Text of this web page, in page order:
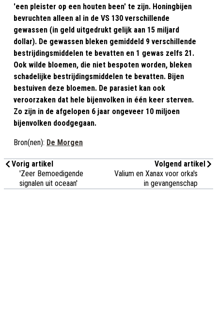
'een pleister op een houten been' te zijn. Honingbijen
bevruchten alleen al in de VS 130 verschillende
gewassen (in geld uitgedrukt gelijk aan 15 miljard
dollar). De gewassen bleken gemiddeld 9 verschillende
bestrijdingsmiddelen te bevatten en 1 gewas zelfs 21.
Ook wilde bloemen, die niet bespoten worden, bleken
schadelijke bestrijdingsmiddelen te bevatten. Bijen
bestuiven deze bloemen. De parasiet kan ook
veroorzaken dat hele bijenvolken in één keer sterven.
Zo zijn in de afgelopen 6 jaar ongeveer 10 miljoen
bijenvolken doodgegaan.
Bron(nen): De Morgen
Vorig artikel
'Zeer Bemoedigende
signalen uit oceaan'
Volgend artikel
Valium en Xanax voor orka's
in gevangenschap